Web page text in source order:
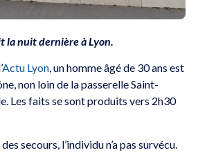
la nuit dernière à Lyon.
Actu Lyon, un homme âgé de 30 ans est
non loin de la passerelle Saint-
Les faits se sont produits vers 2h30
secours, l’individu n’a pas survécu.